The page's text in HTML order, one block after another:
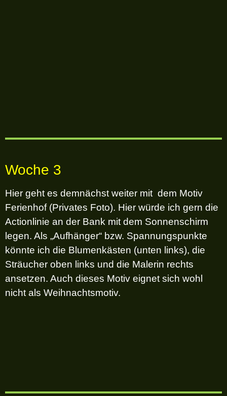
Woche 3
Hier geht es demnächst weiter mit dem Motiv
Ferienhof (Privates Foto). Hier würde ich gern die
Actionlinie an der Bank mit dem Sonnenschirm
legen. Als „Aufhänger“ bzw. Spannungspunkte
könnte ich die Blumenkästen (unten links), die
Sträucher oben links und die Malerin rechts
ansetzen. Auch dieses Motiv eignet sich wohl
nicht als Weihnachtsmotiv.